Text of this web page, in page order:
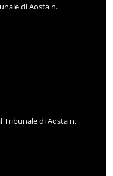
di Aosta n.
Tribunale di Aosta n.